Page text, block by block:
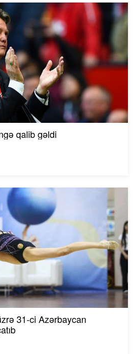
qalib gəldi
31-ci Azərbaycan